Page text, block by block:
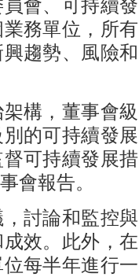
會、可持續發
務單位，所有
趨勢、風險和
構，董事會級
的可持續發展
可持續發展措
會報告。
討論和監控與
效。此外，在
每半年進行一